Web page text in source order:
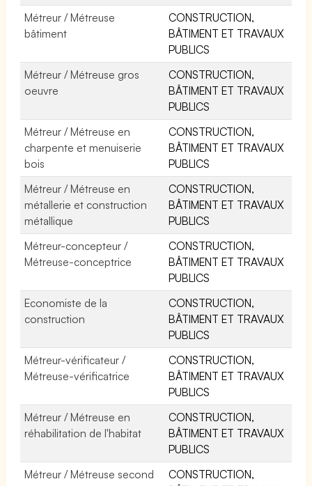
Métreur / Métreuse
bâtiment
CONSTRUCTION,
BÂTIMENT ET TRAVAUX
PUBLICS
Métreur / Métreuse gros
oeuvre
CONSTRUCTION,
BÂTIMENT ET TRAVAUX
PUBLICS
Métreur / Métreuse en
charpente et menuiserie
bois
CONSTRUCTION,
BÂTIMENT ET TRAVAUX
PUBLICS
Métreur / Métreuse en
métallerie et construction
métallique
CONSTRUCTION,
BÂTIMENT ET TRAVAUX
PUBLICS
Métreur-concepteur /
Métreuse-conceptrice
CONSTRUCTION,
BÂTIMENT ET TRAVAUX
PUBLICS
Economiste de la
construction
CONSTRUCTION,
BÂTIMENT ET TRAVAUX
PUBLICS
Métreur-vérificateur /
Métreuse-vérificatrice
CONSTRUCTION,
BÂTIMENT ET TRAVAUX
PUBLICS
Métreur / Métreuse en
réhabilitation de l'habitat
CONSTRUCTION,
BÂTIMENT ET TRAVAUX
PUBLICS
Métreur / Métreuse second
CONSTRUCTION,